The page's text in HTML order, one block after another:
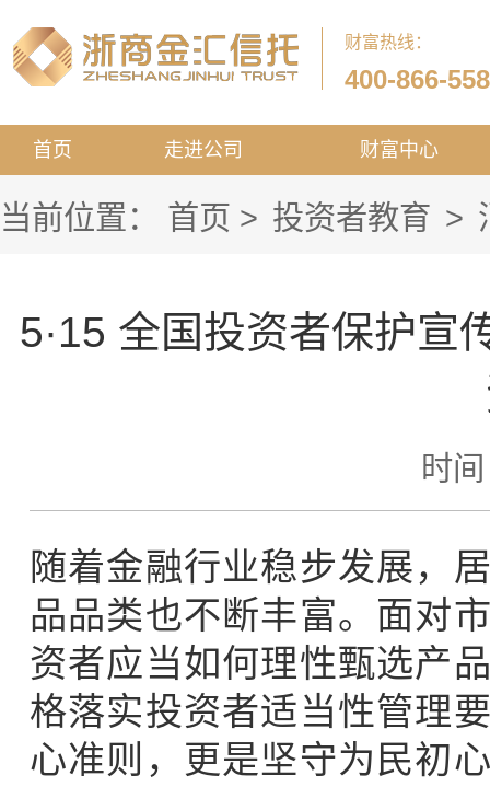
财富热线：
400-866-
首页 走进公司 财富中心
当前位置： 首页 > 投资者教育 >
5·15 全国投资者保护宣
时
随着金融行业稳步发展，
品品类也不断丰富。面对
资者应当如何理性甄选产
格落实投资者适当性管理
心准则，更是坚守为民初